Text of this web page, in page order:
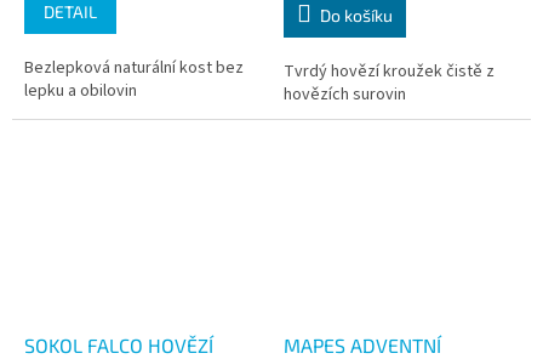
DETAIL
Bezlepková naturální kost bez
lepku a obilovin
Do košíku
Tvrdý hovězí kroužek čistě z
hovězích surovin
SOKOL FALCO HOVĚZÍ
MAPES ADVENTNÍ